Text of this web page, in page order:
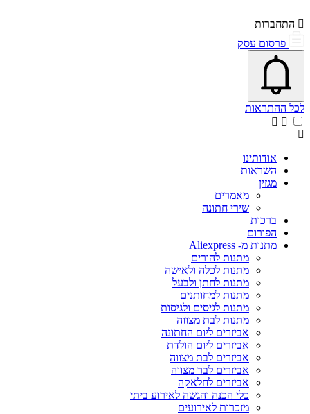
התחברות
פרסום עסק
פתיחת\סגירת מרכז התראות
אייקון פעמון
לכל ההתראות
אודותינו
השראות
מגזין
מאמרים
שירי חתונה
ברכות
הפורום
מתנות מ- Aliexpress
מתנות להורים
מתנות לכלה ולאישה
מתנות לחתן ולבעל
מתנות למחותנים
מתנות לגיסים ולגיסות
מתנות לבת מצווה
אביזרים ליום החתונה
אביזרים ליום הולדת
אביזרים לבת מצווה
אביזרים לבר מצווה
אביזרים לחלאקה
כלי הכנה והגשה לאירוע ביתי
מזכרות לאירועים